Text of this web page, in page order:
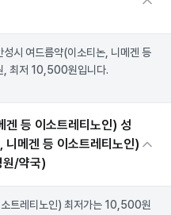
성시 여드름약(이소티논, 니메겐 등
, 최저 10,500원입니다.
겐 등 이소트레티노인) 성
메겐 등 이소트레티노인)
원/약국)
트레티노인) 최저가는 10,500원